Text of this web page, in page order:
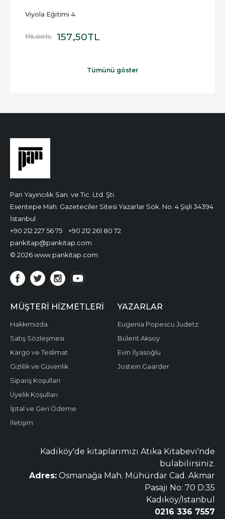
Viyola Eğitimi 4
175,00TL 157,50TL
Tümünü göster
Pan Yayıncılık San. ve Tic. Ltd. Şti.
Esentepe Mah. Gazeteciler Sitesi Yazarlar Sok. No. 4 Şişli 34394
İstanbul
+90 212 227 56 75
+90 212 261 80 72
pankitap@pankitap.com
© 2026 www.pankitap.com
MÜŞTERI HIZMETLERI
Hakkımızda
Satış Sözleşmesi
Kargo ve Teslimat
Gizlilik ve Güvenlik
Sipariş Koşulları
Üyelik Koşulları
İptal ve Geri Ödeme
İletişim
YAZARLAR
Eugenia Popescu Judetz
Bülent Aksoy
Evin İlyasoğlu
Jostein Gaarder
Kadiköy'de kitaplarımızı Atika Kitabevi'nde
bulabilirsiniz.
Adres: Osmanağa Mah. Mühürdar Cad. Akmar
Pasajı No: 70 D:35
Kadıköy/Istanbul
0216 336 7557